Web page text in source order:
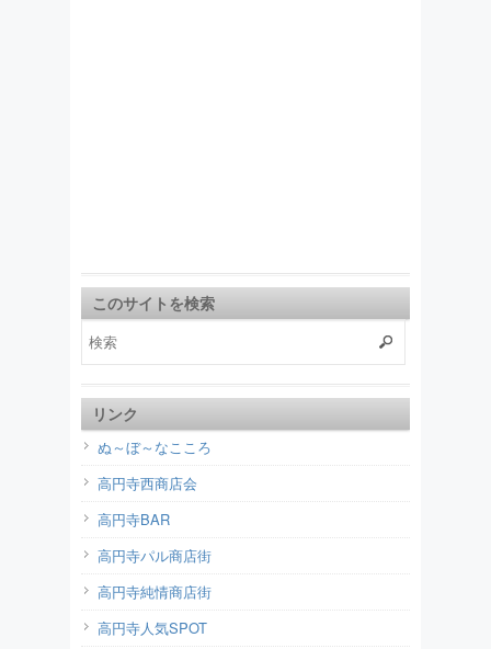
このサイトを検索
リンク
ぬ～ぼ～なこころ
高円寺西商店会
高円寺BAR
高円寺パル商店街
高円寺純情商店街
高円寺人気SPOT